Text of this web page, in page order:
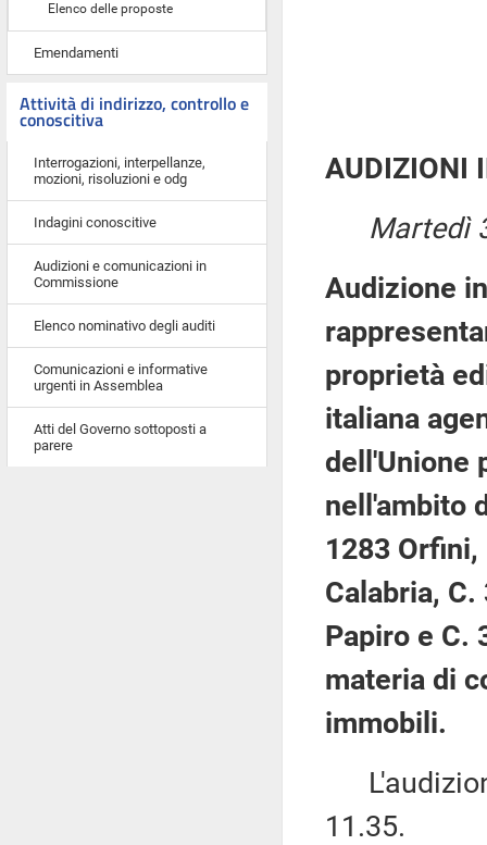
Elenco delle proposte
Emendamenti
Attività di indirizzo, controllo e
conoscitiva
Interrogazioni, interpellanze,
mozioni, risoluzioni e odg
Indagini conoscitive
Audizioni e comunicazioni in
Commissione
Elenco nominativo degli auditi
Comunicazioni e informative
urgenti in Assemblea
Atti del Governo sottoposti a
parere
AUDIZIONI
Martedì
Audizione
proprietà
italiana
dell'Unione
nell'ambito
1283
Calabria,
Papiro e C.
materia di
immobili.
11.35.